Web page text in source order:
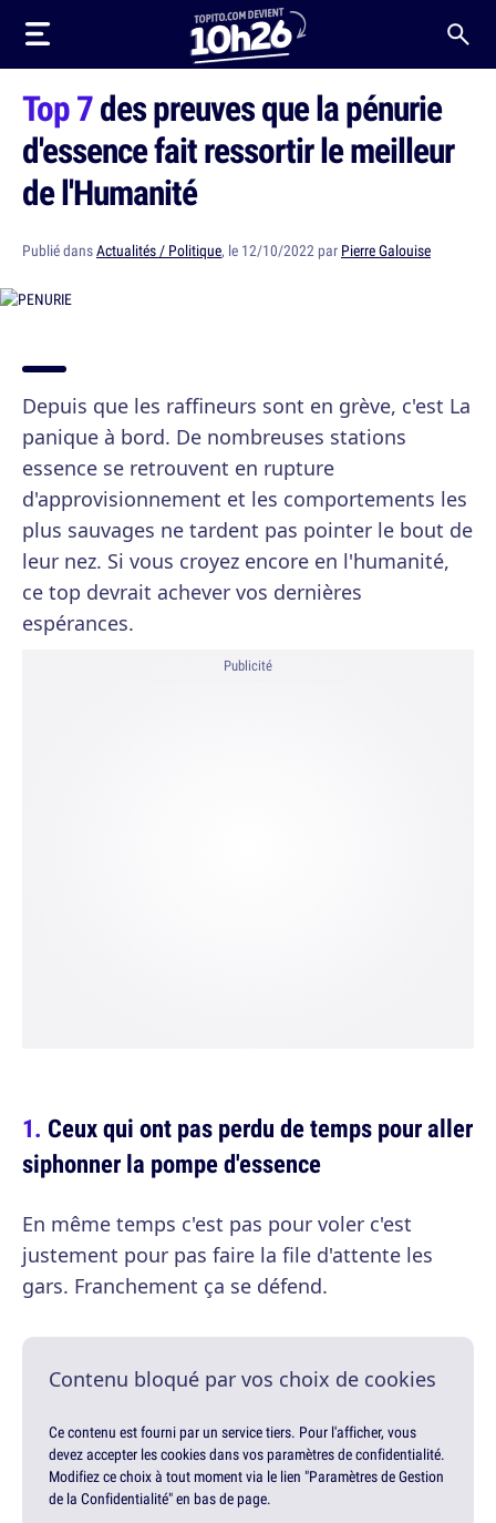
Top 7des preuves que la pénurie
d'essence fait ressortir le meilleur
de l'Humanité
Publié dansActualités / Politique, le 12/10/2022 par Pierre Galouise
Depuis que les raffineurs sont en grève, c'est La
panique à bord. De nombreuses stations
essence se retrouvent en rupture
d'approvisionnement et les comportements les
plus sauvages ne tardent pas pointer le bout de
leur nez. Si vous croyez encore en l'humanité,
ce top devrait achever vos dernières
espérances.
Publicité
Ceux qui ont pas perdu de temps pour aller
siphonner la pompe d'essence
En même temps c'est pas pour voler c'est
justement pour pas faire la file d'attente les
gars. Franchement ça se défend.
Contenu bloqué par vos choix de cookies
Ce contenu est fourni par un service tiers. Pour l'afficher, vous
devez accepter les cookies dans vos paramètres de confidentialité.
Modifiez ce choix à tout moment via le lien "Paramètres de Gestion
de la Confidentialité" en bas de page.